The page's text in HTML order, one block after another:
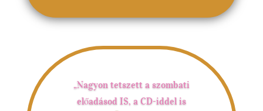
„Nagyon tetszett a szombati
előadásod IS, a CD-iddel is